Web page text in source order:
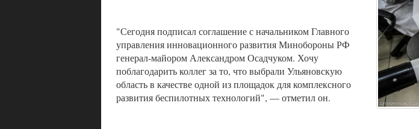
"Сегодня подписал соглашение с начальником Главного
управления инновационного развития Минобороны РФ
генерал-майором Александром Осадчуком. Хочу
поблагодарить коллег за то, что выбрали Ульяновскую
область в качестве одной из площадок для комплексного
развития беспилотных технологий", — отметил он.